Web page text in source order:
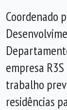
Coordenado
empresa
trabalho
residências